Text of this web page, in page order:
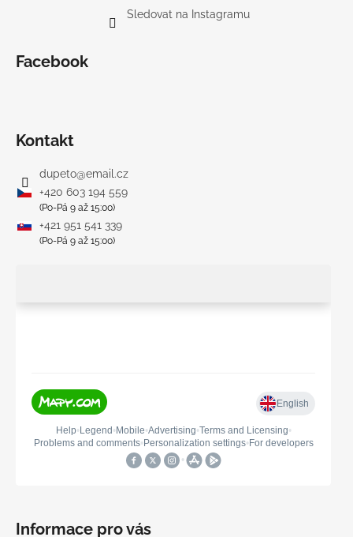
Sledovat na Instagramu
Facebook
Kontakt
dupeto@email.cz
+420 603 194 559
(Po-Pá 9 až 15:00)
+421 951 541 339
(Po-Pá 9 až 15:00)
Informace pro vás